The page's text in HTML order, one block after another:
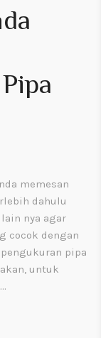
memesan
dahulu
nya agar
cocok dengan
pipa
untuk